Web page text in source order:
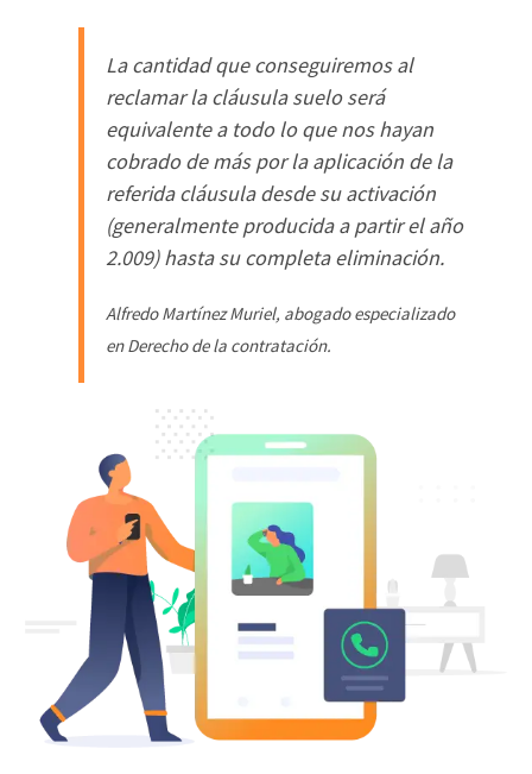
La cantidad que conseguiremos al
reclamar la cláusula suelo será
equivalente a todo lo que nos hayan
cobrado de más por la aplicación de la
referida cláusula desde su activación
(generalmente producida a partir el año
2.009) hasta su completa eliminación.
Alfredo Martínez Muriel, abogado especializado
en Derecho de la contratación.